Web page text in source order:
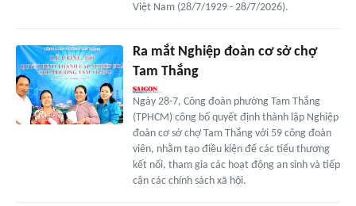
Việt Nam (28/7/1929 - 28/7/2026).
Ra mắt Nghiệp đoàn cơ sở chợ
Tam Thắng
Ngày 28-7, Công đoàn phường Tam Thắng
(TPHCM) công bố quyết định thành lập Nghiệp
đoàn cơ sở chợ Tam Thắng với 59 công đoàn
viên, nhằm tạo điều kiện để các tiểu thương
kết nối, tham gia các hoạt động an sinh và tiếp
cận các chính sách xã hội.